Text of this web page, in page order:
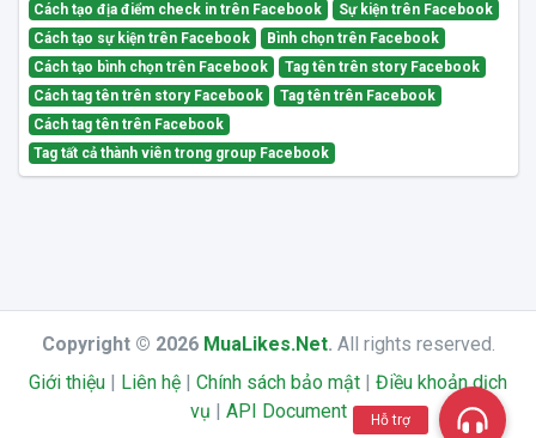
Cách tạo địa điểm check in trên Facebook
Sự kiện trên Facebook
Cách tạo sự kiện trên Facebook
Bình chọn trên Facebook
Cách tạo bình chọn trên Facebook
Tag tên trên story Facebook
Cách tag tên trên story Facebook
Tag tên trên Facebook
Cách tag tên trên Facebook
Tag tất cả thành viên trong group Facebook
Copyright © 2026 MuaLikes.Net. All rights reserved.
Giới thiệu | Liên hệ | Chính sách bảo mật | Điều khoản dịch
vụ | API Document Hỗ trợ